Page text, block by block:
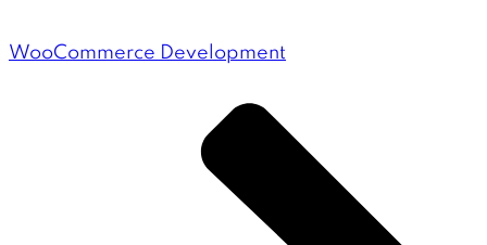
WooCommerce Development